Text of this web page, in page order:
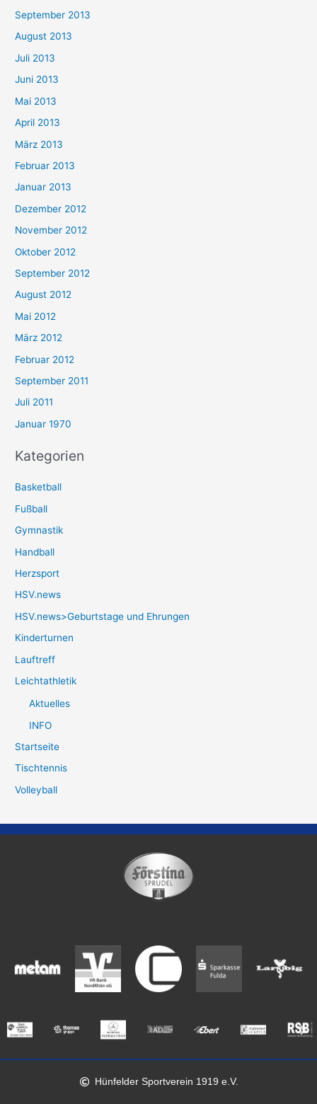
September 2013
August 2013
Juli 2013
Juni 2013
Mai 2013
April 2013
März 2013
Februar 2013
Januar 2013
Dezember 2012
November 2012
Oktober 2012
September 2012
August 2012
Mai 2012
März 2012
Februar 2012
September 2011
Juli 2011
Januar 1970
Kategorien
Basketball
Fußball
Gymnastik
Handball
Herzsport
HSV.news
HSV.news>Geburtstage und Ehrungen
Kinderturnen
Lauftreff
Leichtathletik
Aktuelles
INFO
Startseite
Tischtennis
Volleyball
Hünfelder Sportverein 1919 e.V.